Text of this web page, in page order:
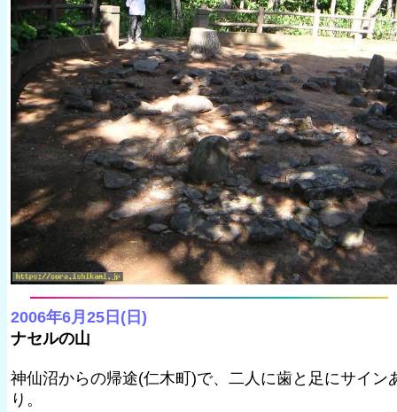
2006年6月25日(日)
ナセルの山
神仙沼からの帰途(仁木町)で、二人に歯と足にサイン
り。